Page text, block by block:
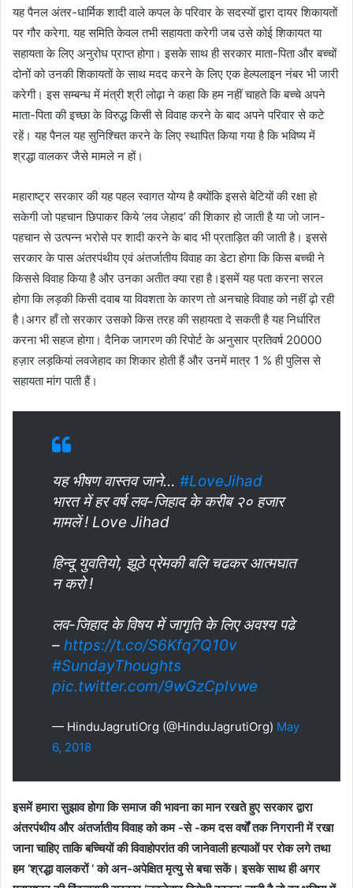
यह पैनल अंतर-धार्मिक शादी वाले कपल के परिवार के सदस्यों द्वारा दायर शिकायतों
पर गौर करेगा. यह समिति केवल तभी सहायता करेगी जब उसे कोई शिकायत या
सहायता के लिए अनुरोध प्राप्त होगा। इसके साथ ही सरकार माता-पिता और बच्चों
दोनों को उनकी शिकायतों के साथ मदद करने के लिए एक हेल्पलाइन नंबर भी जारी
करेगी। इस सम्बन्ध में मंत्री श्री लोढ़ा ने कहा कि हम नहीं चाहते कि बच्चे अपने
माता-पिता की इच्छा के विरुद्ध किसी से विवाह करने के बाद अपने परिवार से कटे
रहें। यह पैनल यह सुनिश्चित करने के लिए स्थापित किया गया है कि भविष्य में
श्रद्धा वालकर जैसे मामले न हों।
महाराष्ट्र सरकार की यह पहल स्वागत योग्य है क्योंकि इससे बेटियों की रक्षा हो
सकेगी जो पहचान छिपाकर किये ‘लव जेहाद’ की शिकार हो जाती है या जो जान-
पहचान से उत्पन्न भरोसे पर शादी करने के बाद भी प्रताड़ित की जाती है। इससे
सरकार के पास अंतरपंथीय एवं अंतर्जातीय विवाह का डेटा होगा कि किस बच्ची ने
किससे विवाह किया है और उनका अतीत क्या रहा है।इसमें यह पता करना सरल
होगा कि लड़की किसी दवाब या विवशता के कारण तो अनचाहे विवाह को नहीं ढ़ो रही
है।अगर हाँ तो सरकार उसको किस तरह की सहायता दे सकती है यह निर्धारित
करना भी सहज होगा। दैनिक जागरण की रिपोर्ट के अनुसार प्रतिवर्ष 20000
हज़ार लड़कियां लवजेहाद का शिकार होती हैं और उनमें मात्र 1 % ही पुलिस से
सहायता मांग पाती हैं।
यह भीषण वास्तव जाने… #LoveJihad
भारत में हर वर्ष लव-जिहाद के करीब २० हजार
मामलें ! Love Jihad
हिन्दू युवतियो, झूठे प्रेमकी बलि चढकर आत्मघात
न करो !
लव-जिहाद के विषय में जागृति के लिए अवश्य पढे
– https://t.co/S6Kfq7Q10v
#SundayThoughts
pic.twitter.com/9wGzCplvwe
— HinduJagrutiOrg (@HinduJagrutiOrg) May
6, 2018
इसमें हमारा सुझाव होगा कि समाज की भावना का मान रखते हुए सरकार द्वारा
अंतरपंथीय और अंतर्जातीय विवाह को कम -से -कम दस वर्षों तक निगरानी में रखा
जाना चाहिए ताकि बच्चियों की विवाहोपरांत की जानेवाली हत्याओं पर रोक लगे तथा
हम ‘श्रद्धा वालकरों ‘ को अन-अपेक्षित मृत्यु से बचा सकें। इसके साथ ही अगर